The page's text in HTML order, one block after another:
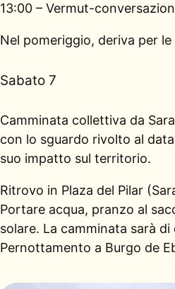
13:00 – Vermut-
Nel pomeriggio, deriva per
Sabato 7
Camminata collettiva da
con lo sguardo rivolto al
suo impatto sul territorio.
Ritrovo in Plaza del Pilar
Portare acqua, pranzo al
solare. La camminata sarà
Pernottamento a Burgo de